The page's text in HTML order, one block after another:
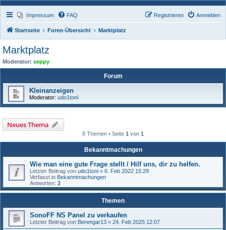
Impressum FAQ Anmelden
Registrieren
Startseite Foren-Übersicht Marktplatz
Marktplatz
Moderator: seppy
Forum
Kleinanzeigen
Moderator: udo1toni
Neues Thema
8 Themen • Seite 1 von 1
Bekanntmachungen
Wie man eine gute Frage stellt / Hilf uns, dir zu helfen.
Letzter Beitrag von udo1toni « 6. Feb 2022 15:29
Verfasst in Bekanntmachungen
Antworten: 2
Themen
SonoFF NS Panel zu verkaufen
Letzter Beitrag von Berengar13 « 24. Feb 2025 12:07